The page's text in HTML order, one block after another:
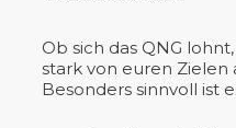
Ob sich das QNG
stark von euren Zielen
Besonders sinnvoll ist